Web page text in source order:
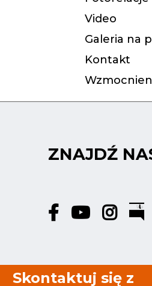
Video
Galeria na
Kontakt
ZNAJDŹ
Skontaktuj się z